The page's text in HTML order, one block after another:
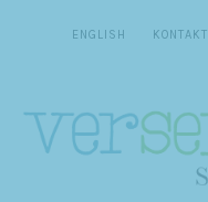
ENGLISH KONTAKT